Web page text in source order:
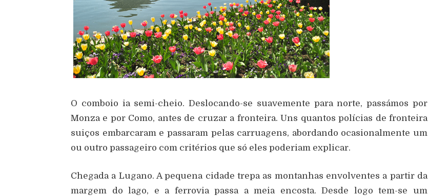
O comboio ia semi-cheio. Deslocando-se suavemente para norte, passámos por
Monza e por Como, antes de cruzar a fronteira. Uns quantos polícias de fronteira
suiços embarcaram e passaram pelas carruagens, abordando ocasionalmente um
ou outro passageiro com critérios que só eles poderiam explicar.
Chegada a Lugano. A pequena cidade trepa as montanhas envolventes a partir da
margem do lago, e a ferrovia passa a meia encosta. Desde logo tem-se um